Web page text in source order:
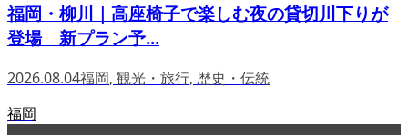
福岡・柳川｜高座椅子で楽しむ夜の貸切川下りが
登場 新プラン予...
2026.08.04福岡, 観光・旅行, 歴史・伝統
福岡